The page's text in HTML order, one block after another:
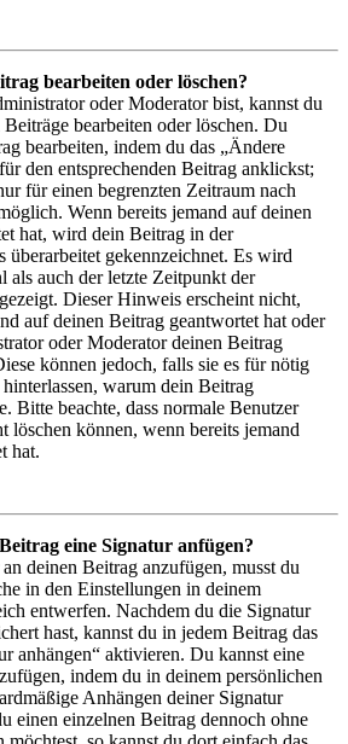
bearbeiten oder löschen?
oder Moderator bist, kannst du
bearbeiten oder löschen. Du
bearbeiten, indem du das „Ändere
den entsprechenden Beitrag anklickst;
für einen begrenzten Zeitraum nach
Wenn bereits jemand auf deinen
hat, wird dein Beitrag in der
überarbeitet gekennzeichnet. Es wird
als auch der letzte Zeitpunkt der
Dieser Hinweis erscheint nicht,
auf deinen Beitrag geantwortet hat oder
oder Moderator deinen Beitrag
können jedoch, falls sie es für nötig
warum dein Beitrag
Bitte beachte, dass normale Benutzer
löschen können, wenn bereits jemand
hat.
eine Signatur anfügen?
deinen Beitrag anzufügen, musst du
in den Einstellungen in deinem
entwerfen. Nachdem du die Signatur
hast, kannst du in jedem Beitrag das
anhängen“ aktivieren. Du kannst eine
indem du in deinem persönlichen
Anhängen deiner Signatur
einen einzelnen Beitrag dennoch ohne